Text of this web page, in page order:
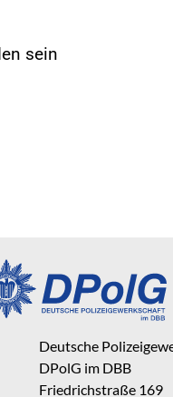
sein
Deutsche
DPolG im DBB
Friedrichstraße 169